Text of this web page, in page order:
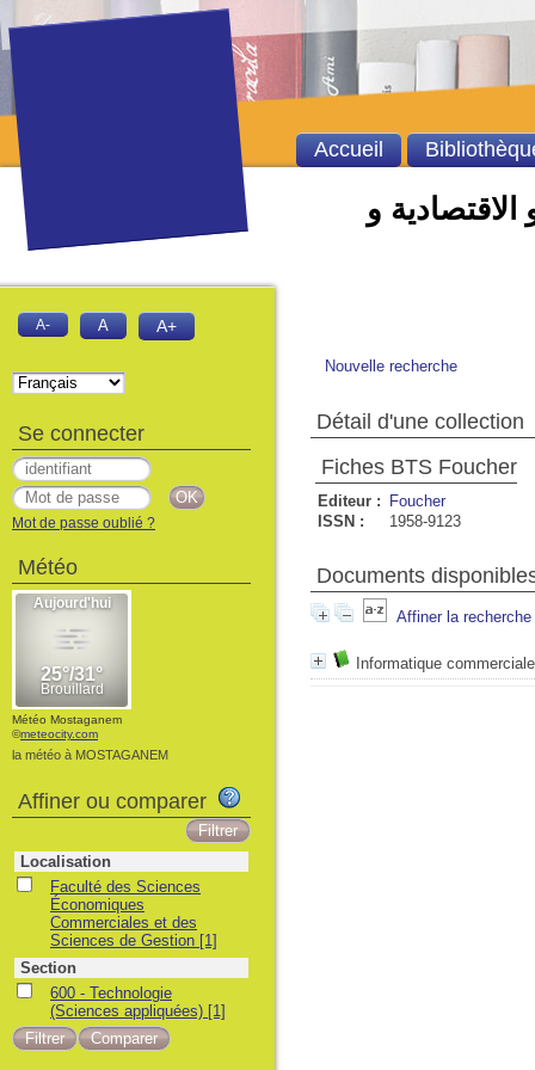
الاقتصادية و
Nouvelle recherche
Détail d'une collection
Fiches BTS Foucher
Editeur :
Foucher
ISSN :
1958-9123
Documents
Affiner la recherche
Informatique commerciale
Accueil
A- A A+
Se connecter
Mot de passe oublié ?
Météo
Météo Mostaganem
©meteocity.com
la météo à MOSTAGANEM
Affiner ou comparer
Localisation
Faculté des Sciences
Économiques
Commerciales et des
Sciences de Gestion [1]
Section
600 - Technologie
(Sciences appliquées) [1]